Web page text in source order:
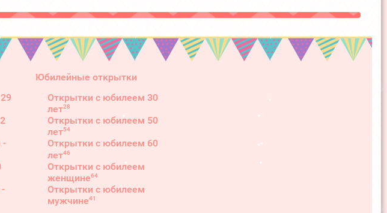
-
Юбилейные открытки
Открытки с юбилеем 30
лет28
Открытки с юбилеем 50
лет54
Открытки с юбилеем 60
лет46
Открытки с юбилеем
женщине64
Открытки с юбилеем
мужчине41